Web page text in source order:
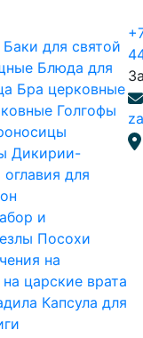
Баки для святой
Блюда для
Бра церковные
Голгофы
Дикирии-
для
и
Посохи
на
на царские врата
Капсула для